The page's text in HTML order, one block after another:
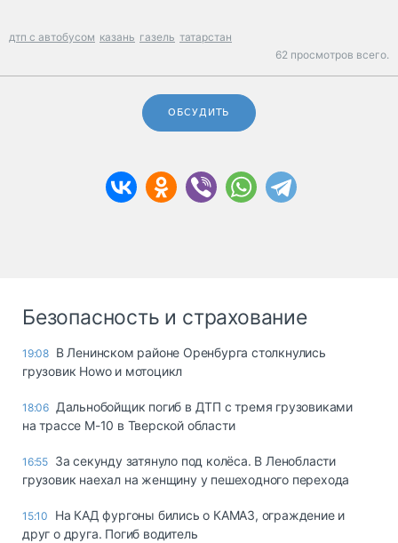
дтп с автобусом казань газель татарстан
62 просмотров всего.
ОБСУДИТЬ
Безопасность и страхование
19:08 В Ленинском районе Оренбурга столкнулись
грузовик Howo и мотоцикл
18:06 Дальнобойщик погиб в ДТП с тремя грузовиками
на трассе М-10 в Тверской области
16:55 За секунду затянуло под колёса. В Ленобласти
грузовик наехал на женщину у пешеходного перехода
15:10
На КАД фургоны бились о КАМАЗ, ограждение и
друг о друга. Погиб водитель